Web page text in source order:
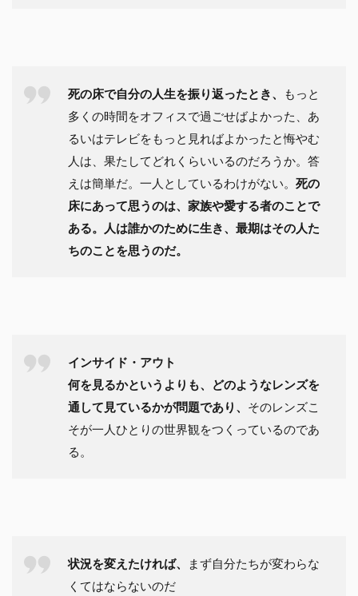
死の床で自分の人生を振り返ったとき、
もっと
多くの時間をオフィスで過ごせばよかった、あ
るいはテレビをもっと見ればよかったと悔やむ
人は、果たしてどれくらいいるのだろうか。答
えは簡単だ。一人としているわけがない。 死の
床にあって思うのは、家族や愛する者のことで
ある。人は誰かのために生き、最期はその人た
ちのことを思うのだ。
インサイド・アウト
何を見るかというよりも、どのようなレンズを
通して見ているかが問題であり、 そのレンズこ
そが一人ひとりの世界観をつくっているのであ
る。
状況を変えたければ、
まず自分たちが変わらな
くてはならないのだ